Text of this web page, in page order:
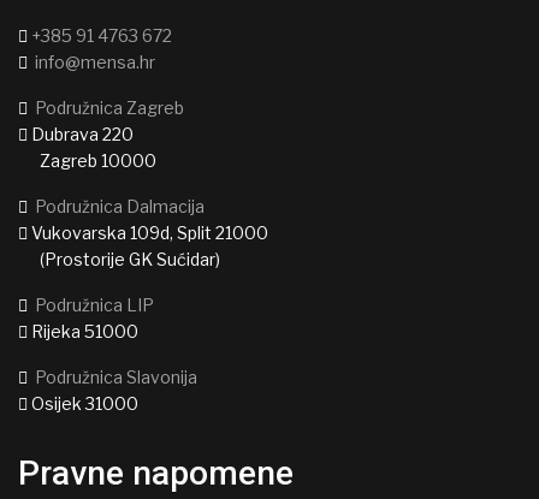
+385 91 4763 672
info@mensa.hr
Podružnica Zagreb
Dubrava 220
Zagreb 10000
Podružnica Dalmacija
Vukovarska 109d, Split 21000
(Prostorije GK Sućidar)
Podružnica LIP
Rijeka 51000
Podružnica Slavonija
Osijek 31000
Pravne napomene